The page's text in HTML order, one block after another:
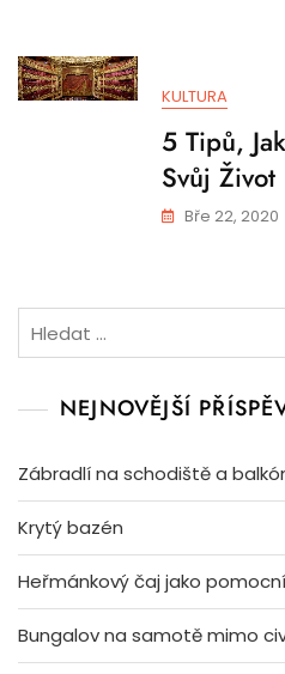
KULTURA
5 Tipů,
Svůj Život
Bře 22, 2020
NEJNOVĚJŠÍ
Zábradlí na schodiště a
Krytý bazén
Heřmánkový čaj jako
Bungalov na samotě mimo